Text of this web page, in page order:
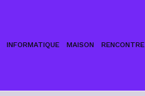
INFORMATIQUE MAISON RENCONTRE